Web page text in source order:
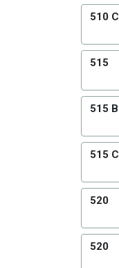
510 C
515
515 B
515 C
520
520